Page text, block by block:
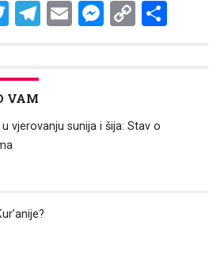
Twitter
Telegram
EmailCopy
VAM
u vjerovanju sunija i šija: Stav o